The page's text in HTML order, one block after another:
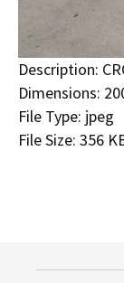
Description:
Dimensions:
File Type: jpeg
File Size: 356